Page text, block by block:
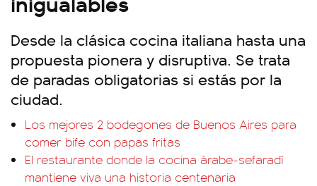
Desde la clásica cocina italiana hasta una
propuesta pionera y disruptiva. Se trata
de paradas obligatorias si estás por la
ciudad.
Los mejores 2 bodegones de Buenos Aires para
comer bife con papas fritas
El restaurante donde la cocina árabe-sefaradí
mantiene viva una historia centenaria